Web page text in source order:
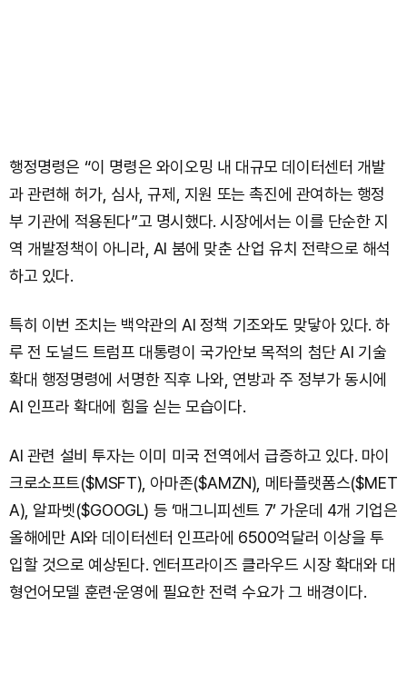
행정명령은 “이 명령은 와이오밍 내 대규모 데이터센터 개발
과 관련해 허가, 심사, 규제, 지원 또는 촉진에 관여하는 행정
부 기관에 적용된다”고 명시했다. 시장에서는 이를 단순한 지
역 개발정책이 아니라, AI 붐에 맞춘 산업 유치 전략으로 해석
하고 있다.
특히 이번 조치는 백악관의 AI 정책 기조와도 맞닿아 있다. 하
루 전 도널드 트럼프 대통령이 국가안보 목적의 첨단 AI 기술
확대 행정명령에 서명한 직후 나와, 연방과 주 정부가 동시에
AI 인프라 확대에 힘을 싣는 모습이다.
AI 관련 설비 투자는 이미 미국 전역에서 급증하고 있다. 마이
크로소프트($MSFT), 아마존($AMZN), 메타플랫폼스($MET
A), 알파벳($GOOGL) 등 ‘매그니피센트 7’ 가운데 4개 기업은
올해에만 AI와 데이터센터 인프라에 6500억달러 이상을 투
입할 것으로 예상된다. 엔터프라이즈 클라우드 시장 확대와 대
형언어모델 훈련·운영에 필요한 전력 수요가 그 배경이다.